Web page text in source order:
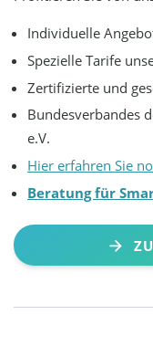
Individuelle
Spezielle Tarife
Zertifizierte und
Bundesverbandes
e.V.
Hier erfahren Sie
Beratung für